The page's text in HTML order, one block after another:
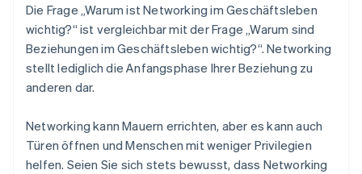
Die Frage „Warum ist Networking im Geschäftsleben
wichtig?“ ist vergleichbar mit der Frage „Warum sind
Beziehungen im Geschäftsleben wichtig?“. Networking
stellt lediglich die Anfangsphase Ihrer Beziehung zu
anderen dar.
Networking kann Mauern errichten, aber es kann auch
Türen öffnen und Menschen mit weniger Privilegien
helfen. Seien Sie sich stets bewusst, dass Networking